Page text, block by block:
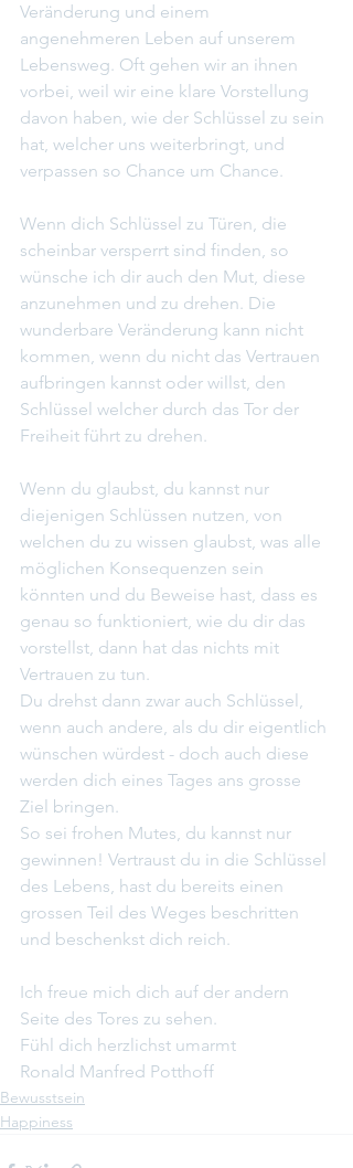
Veränderung und einem
angenehmeren Leben auf unserem
Lebensweg. Oft gehen wir an ihnen
vorbei, weil wir eine klare Vorstellung
davon haben, wie der Schlüssel zu sein
hat, welcher uns weiterbringt, und
verpassen so Chance um Chance.
Wenn dich Schlüssel zu Türen, die
scheinbar versperrt sind finden, so
wünsche ich dir auch den Mut, diese
anzunehmen und zu drehen. Die
wunderbare Veränderung kann nicht
kommen, wenn du nicht das Vertrauen
aufbringen kannst oder willst, den
Schlüssel welcher durch das Tor der
Freiheit führt zu drehen.
Wenn du glaubst, du kannst nur
diejenigen Schlüssen nutzen, von
welchen du zu wissen glaubst, was alle
möglichen Konsequenzen sein
könnten und du Beweise hast, dass es
genau so funktioniert, wie du dir das
vorstellst, dann hat das nichts mit
Vertrauen zu tun.
Du drehst dann zwar auch Schlüssel,
wenn auch andere, als du dir eigentlich
wünschen würdest - doch auch diese
werden dich eines Tages ans grosse
Ziel bringen.
So sei frohen Mutes, du kannst nur
gewinnen! Vertraust du in die Schlüssel
des Lebens, hast du bereits einen
grossen Teil des Weges beschritten
und beschenkst dich reich.
Ich freue mich dich auf der andern
Seite des Tores zu sehen.
Fühl dich herzlichst umarmt
Ronald Manfred Potthoff
Bewusstsein
Happiness